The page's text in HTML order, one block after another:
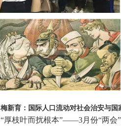
梅新育：国际人口流动对社会治安与国
“厚枝叶而扰根本”——3月份“两会